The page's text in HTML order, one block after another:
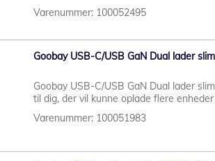
Varenummer: 100052495
Goobay USB-C/USB GaN Dual lader
Goobay USB-C/USB GaN Dual lader
til dig, der vil kunne oplade flere
Varenummer: 100051983